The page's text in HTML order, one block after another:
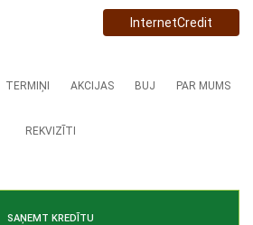
InternetCredit
TERMIŅI AKCIJAS BUJ PAR MUMS
REKVIZĪTI
SAŅEMT KREDĪTU